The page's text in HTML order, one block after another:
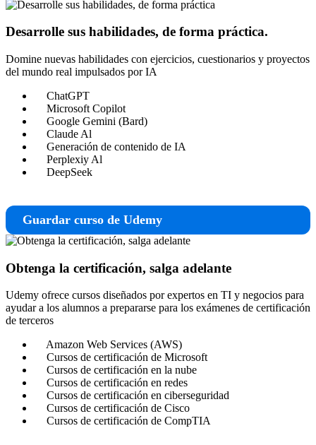
Desarrolle sus habilidades, de forma práctica.
Domine nuevas habilidades con ejercicios, cuestionarios y proyectos
del mundo real impulsados por IA
ChatGPT
Microsoft Copilot
Google Gemini (Bard)
Claude Al
Generación de contenido de IA
Perplexiy Al
DeepSeek
Guardar curso de Udemy
Obtenga la certificación, salga adelante
Udemy ofrece cursos diseñados por expertos en TI y negocios para
ayudar a los alumnos a prepararse para los exámenes de certificación
de terceros
Amazon Web Services (AWS)
Cursos de certificación de Microsoft
Cursos de certificación en la nube
Cursos de certificación en redes
Cursos de certificación en ciberseguridad
Cursos de certificación de Cisco
Cursos de certificación de CompTIA